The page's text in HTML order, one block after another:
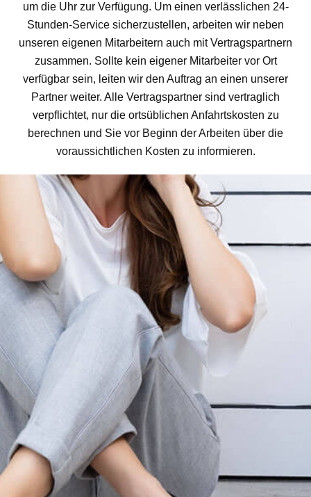
um die Uhr zur Verfügung. Um einen verlässlichen 24-
Stunden-Service sicherzustellen, arbeiten wir neben
unseren eigenen Mitarbeitern auch mit Vertragspartnern
zusammen. Sollte kein eigener Mitarbeiter vor Ort
verfügbar sein, leiten wir den Auftrag an einen unserer
Partner weiter. Alle Vertragspartner sind vertraglich
verpflichtet, nur die ortsüblichen Anfahrtskosten zu
berechnen und Sie vor Beginn der Arbeiten über die
voraussichtlichen Kosten zu informieren.